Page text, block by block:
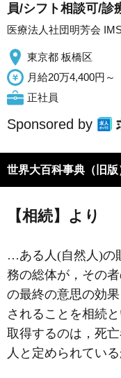
員/シフト相談可/診
医療法人社団明芳会
東京都 板橋区
月給20万4,400円～
正社員
Sponsored by
世界大百科事典（旧版
【相続】より
…ある人(自然人)の
務の総体が，その
の最終の意思の効
されることを相続
取得するのは，死
人と定められてい